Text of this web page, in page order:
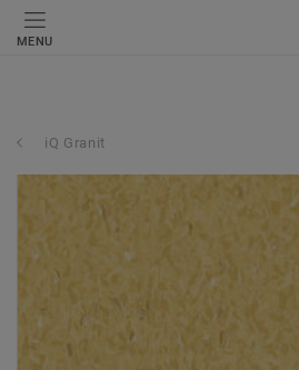
MENU
iQ Granit